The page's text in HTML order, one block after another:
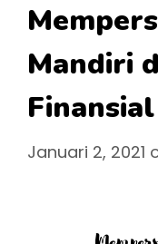
Mandiri
Finansial
Januari 2, 2021